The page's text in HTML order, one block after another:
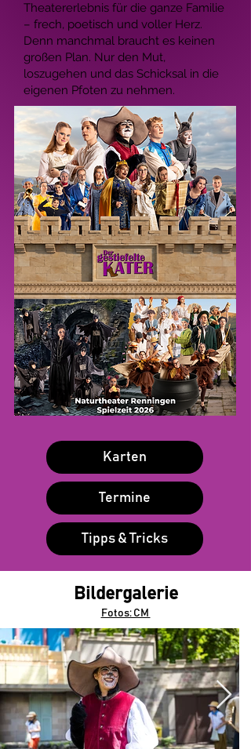
Theatererlebnis für die ganze Familie
– frech, poetisch und voller Herz.
Denn manchmal braucht es keinen
großen Plan. Nur den Mut,
loszugehen und das Schicksal in die
eigenen Pfoten zu nehmen.
Karten
Termine
Tipps & Tricks
Bildergalerie
Fotos: CM